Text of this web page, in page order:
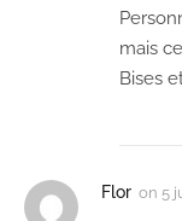
mais
Bises
Flor on 5